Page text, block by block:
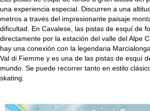
c
i
p
a
una experiencia especial. Discurren a una
metros a través del impresionante paisaje
dificultad. En Cavalese, las pistas de esquí de
directamente por la estación del valle del Alpe
hay una conexión con la legendaria
Val di Fiemme y es una de las pistas de esquí
mundo. Se puede recorrer tanto en estilo
skating.